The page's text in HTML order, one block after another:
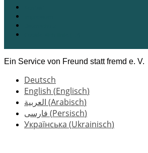
Ein Service von Freund statt fremd e. V.
Deutsch
English (Englisch)
العربية (Arabisch)
فارسی (Persisch)
Українська (Ukrainisch)